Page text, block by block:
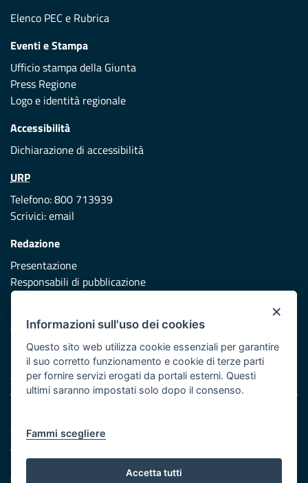
Elenco PEC e Rubrica
Eventi e Stampa
Ufficio stampa della Giunta
Press Regione
Logo e identità regionale
Accessibilità
Dichiarazione di accessibilità
URP
Telefono: 800 713939
Scrivici:email
Redazione
Presentazione
Responsabili di pubblicazione
Vai al sito di Protezione Civile Puglia
Iniziativa finanziata con risorse del POR Puglia 2014/2020 -
Asse XI
Cookie e privacy
Atti di notifica
Feed RSS
Servizi Intranet
×
Informazioni sull'uso dei cookies
Questo sito web utilizza cookie essenziali per garantire
il suo corretto funzionamento e cookie di terze parti
per fornire servizi erogati da portali esterni. Questi
ultimi saranno impostati solo dopo il consenso.
Fammi scegliere
Accetta tutti